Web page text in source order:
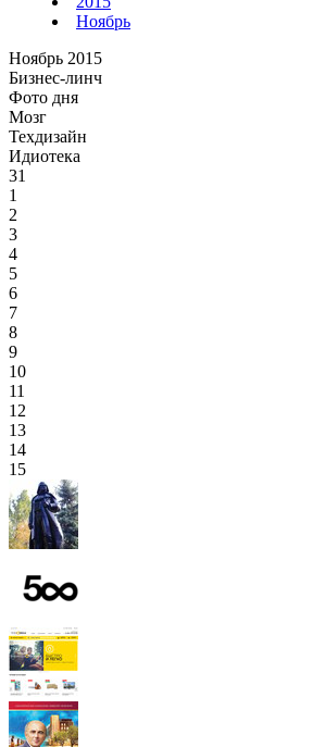
Ноябрь
Ноябрь 2015
Бизнес-линч
Фото дня
Мозг
Техдизайн
Идиотека
31
1
2
3
4
5
6
7
8
9
10
11
12
13
14
15